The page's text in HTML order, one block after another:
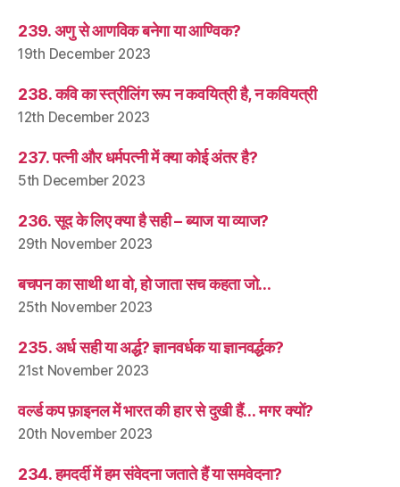
239. अणु से आणविक बनेगा या आण्विक?
19th December 2023
238. कवि का स्त्रीलिंग रूप न कवयित्री है, न कवियत्री
12th December 2023
237. पत्नी और धर्मपत्नी में क्या कोई अंतर है?
5th December 2023
236. सूद के लिए क्या है सही – ब्याज या व्याज?
29th November 2023
बचपन का साथी था वो, हो जाता सच कहता जो…
25th November 2023
235. अर्ध सही या अर्द्ध? ज्ञानवर्धक या ज्ञानवर्द्धक?
21st November 2023
वर्ल्ड कप फ़ाइनल में भारत की हार से दुखी हैं… मगर क्यों?
20th November 2023
234. हमदर्दी में हम संवेदना जताते हैं या समवेदना?